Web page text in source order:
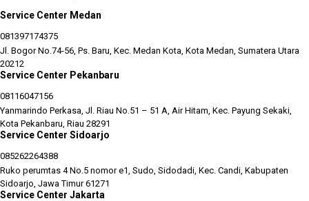
Service Center Medan
081397174375
Jl. Bogor No.74-56, Ps. Baru, Kec. Medan Kota, Kota Medan, Sumatera Utara
20212
Service Center Pekanbaru
08116047156
Yanmarindo Perkasa, Jl. Riau No.51 – 51 A, Air Hitam, Kec. Payung Sekaki,
Kota Pekanbaru, Riau 28291
Service Center Sidoarjo
085262264388
Ruko perumtas 4 No.5 nomor e1, Sudo, Sidodadi, Kec. Candi, Kabupaten
Sidoarjo, Jawa Timur 61271
Service Center Jakarta